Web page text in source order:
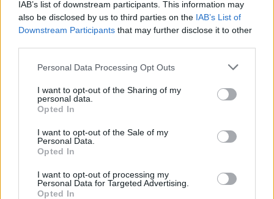
IAB’s list of downstream participants. This information may
also be disclosed by us to third parties on the IAB’s List of
Downstream Participants that may further disclose it to other
Personal Data Processing Opt Outs
I want to opt-out of the Sharing of my
personal data.
Opted In
I want to opt-out of the Sale of my
Personal Data.
Opted In
I want to opt-out of processing my
Personal Data for Targeted Advertising.
Opted In
Commenti
Accedioregistratiper commentare questo
articolo.
L'email è richiesta ma non verrà mostrata ai visitatori. Il contenuto di questo
commento esprime il pensiero dell'autore e non rappresenta la linea editoriale
commenti non sono testi giornalistici, ma post inviati dai singoli lettori che
possono essere automaticamente pubblicati senza filtro preventivo. I commenti
che includano uno o più link a siti esterni verranno rimossi in automatico dal